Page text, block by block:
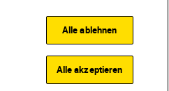
SKIP
Alle ablehnen
Alle akzeptieren